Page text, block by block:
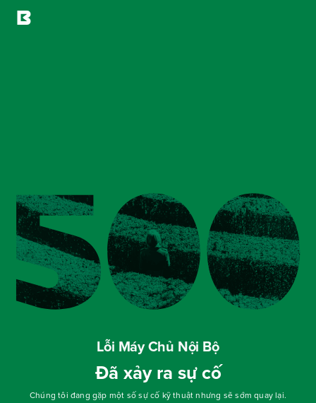
Lỗi Máy Chủ Nội Bộ
Đã xảy ra sự cố
Chúng tôi đang gặp một số sự cố kỹ thuật nhưng sẽ sớm quay lại.